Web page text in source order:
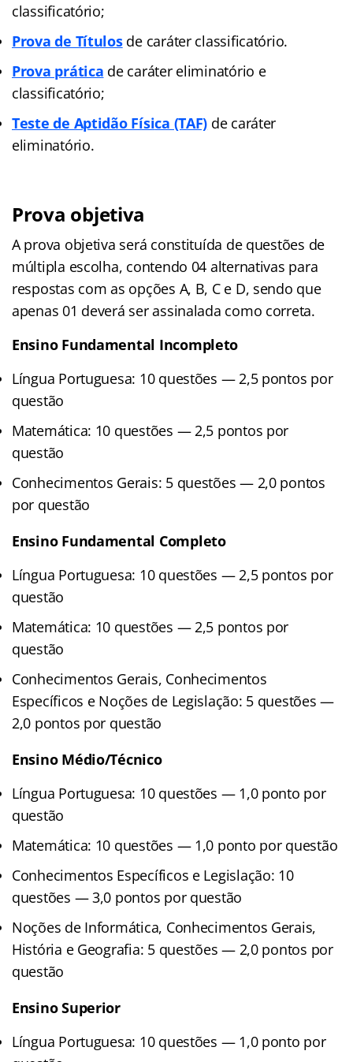
classificatório;
Prova de Títulosde caráter classificatório.
Prova prática de caráter eliminatório e
classificatório;
Teste de Aptidão Física (TAF) de caráter
eliminatório.
Prova objetiva
A prova objetiva será constituída de questões de
múltipla escolha, contendo 04 alternativas para
respostas com as opções A, B, C e D, sendo que
apenas 01 deverá ser assinalada como correta.
Ensino Fundamental Incompleto
Língua Portuguesa: 10 questões — 2,5 pontos por
questão
Matemática: 10 questões — 2,5 pontos por
questão
Conhecimentos Gerais: 5 questões — 2,0 pontos
por questão
Ensino Fundamental Completo
Língua Portuguesa: 10 questões — 2,5 pontos por
questão
Matemática: 10 questões — 2,5 pontos por
questão
Conhecimentos Gerais, Conhecimentos
Específicos e Noções de Legislação: 5 questões —
2,0 pontos por questão
Ensino Médio/Técnico
Língua Portuguesa: 10 questões — 1,0 ponto por
questão
Matemática: 10 questões — 1,0 ponto por questão
Conhecimentos Específicos e Legislação: 10
questões — 3,0 pontos por questão
Noções de Informática, Conhecimentos Gerais,
História e Geografia: 5 questões — 2,0 pontos por
questão
Ensino Superior
Língua Portuguesa: 10 questões — 1,0 ponto por